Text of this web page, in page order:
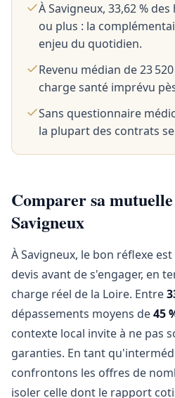
À Savigneux, 33,62 %
ou plus : la
enjeu du quotidien.
Revenu médian de 23
charge santé imprévu
Sans questionnaire
la plupart des contrats
Comparer sa
Savigneux
À Savigneux, le bon réflexe
devis avant de s'engager, en
charge réel de la Loire. Entre
dépassements moyens de45
contexte local invite à ne pas
garanties. En tant
confrontons les offres de
isoler celle dont le rapport